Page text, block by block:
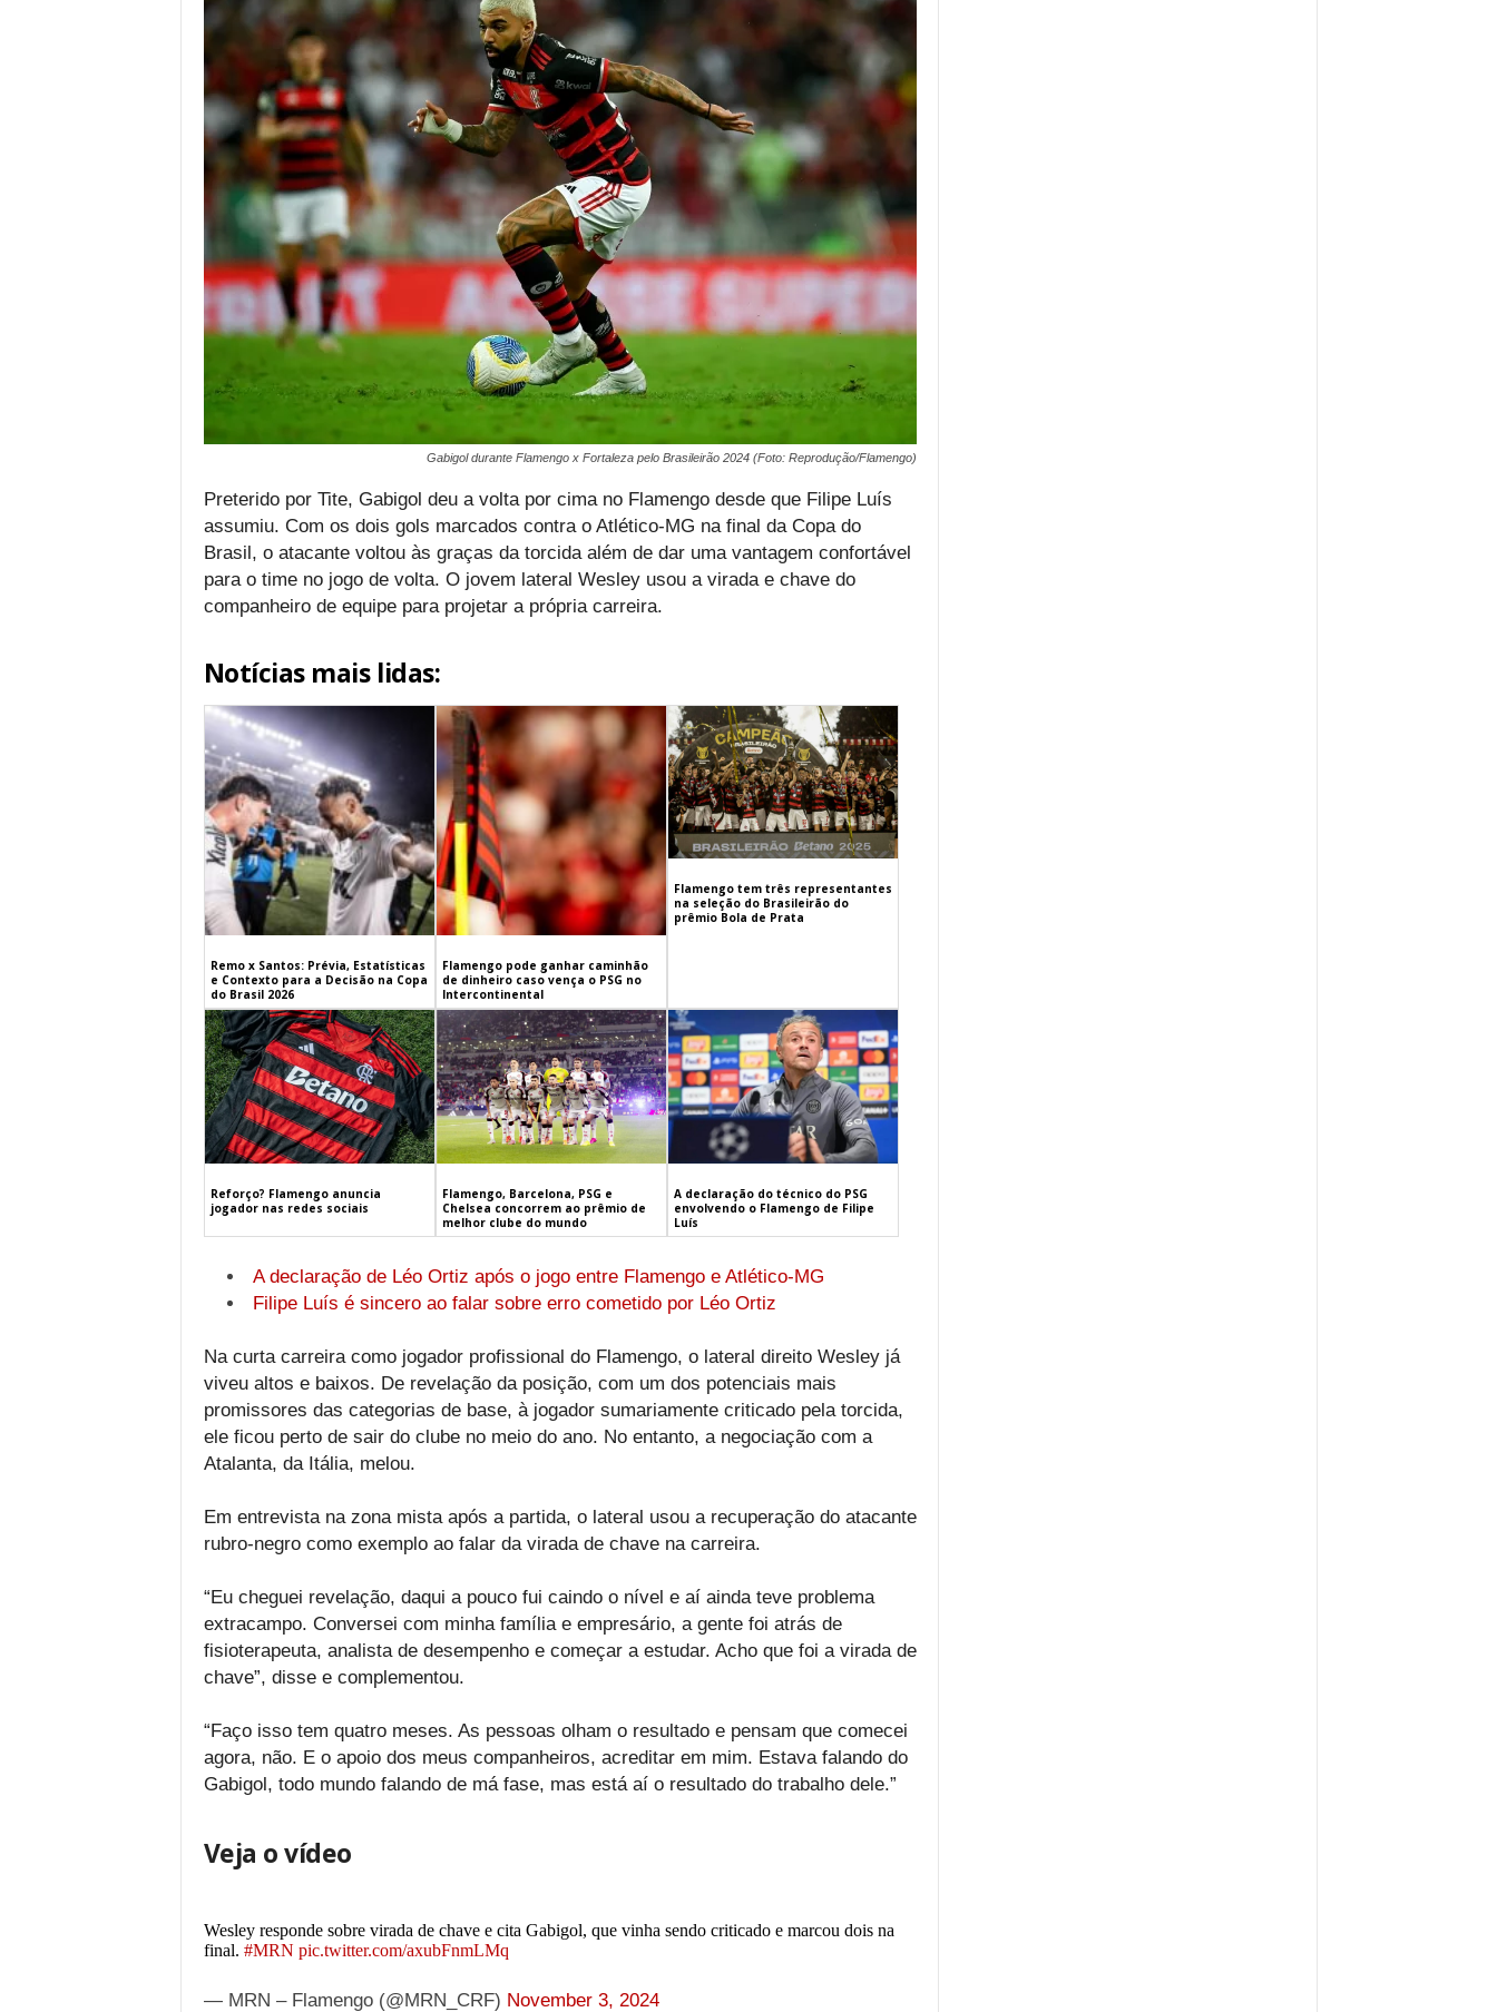
Gabigol durante Flamengo x Fortaleza pelo Brasileirão 2024 (Foto: Reprodução/Flamengo)
Preterido por Tite, Gabigol deu a volta por cima no Flamengo desde que Filipe Luís
assumiu. Com os dois gols marcados contra o Atlético-MG na final da Copa do
Brasil, o atacante voltou às graças da torcida além de dar uma vantagem confortável
para o time no jogo de volta. O jovem lateral Wesley usou a virada e chave do
companheiro de equipe para projetar a própria carreira.
Notícias mais lidas:
Remo x Santos: Prévia, Estatísticas
e Contexto para a Decisão na Copa
do Brasil 2026
Flamengo pode ganhar caminhão
de dinheiro caso vença o PSG no
Intercontinental
Flamengo tem três representantes
na seleção do Brasileirão do
prêmio Bola de Prata
Reforço? Flamengo anuncia
jogador nas redes sociais
Flamengo, Barcelona, PSG e
Chelsea concorrem ao prêmio de
melhor clube do mundo
A declaração do técnico do PSG
envolvendo o Flamengo de Filipe
Luís
A declaração de Léo Ortiz após o jogo entre Flamengo e Atlético-MG
Filipe Luís é sincero ao falar sobre erro cometido por Léo Ortiz
Na curta carreira como jogador profissional do Flamengo, o lateral direito Wesley já
viveu altos e baixos. De revelação da posição, com um dos potenciais mais
promissores das categorias de base, à jogador sumariamente criticado pela torcida,
ele ficou perto de sair do clube no meio do ano. No entanto, a negociação com a
Atalanta, da Itália, melou.
Em entrevista na zona mista após a partida, o lateral usou a recuperação do atacante
rubro-negro como exemplo ao falar da virada de chave na carreira.
“Eu cheguei revelação, daqui a pouco fui caindo o nível e aí ainda teve problema
extracampo. Conversei com minha família e empresário, a gente foi atrás de
fisioterapeuta, analista de desempenho e começar a estudar. Acho que foi a virada de
chave”, disse e complementou.
“Faço isso tem quatro meses. As pessoas olham o resultado e pensam que comecei
agora, não. E o apoio dos meus companheiros, acreditar em mim. Estava falando do
Gabigol, todo mundo falando de má fase, mas está aí o resultado do trabalho dele.”
Veja o vídeo
Wesley responde sobre virada de chave e cita Gabigol, que vinha sendo criticado e marcou dois na
final. #MRN pic.twitter.com/axubFnmLMq
— MRN – Flamengo (@MRN_CRF) November 3, 2024